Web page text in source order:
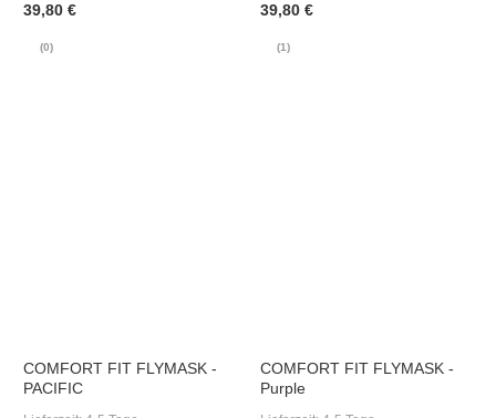
39,80 €
(0)
39,80 €
(1)
COMFORT FIT FLYMASK -
PACIFIC
COMFORT FIT FLYMASK -
Purple